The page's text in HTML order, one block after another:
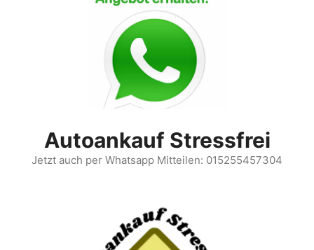
Autoankauf Stressfrei
Jetzt auch per Whatsapp Mitteilen: 015255457304